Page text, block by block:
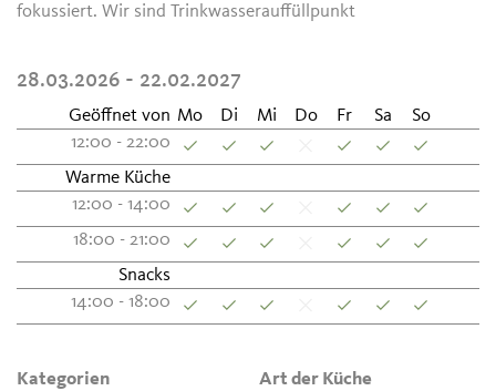
fokussiert. Wir sind Trinkwasserauffüllpunkt
28.03.2026 - 22.02.2027
Geöffnet von Mo Di Mi Do Fr Sa
So
12:00 - 22:00
Warme Küche
12:00 - 14:00
18:00 - 21:00
Snacks
14:00 - 18:00
Kategorien
Art der Küche